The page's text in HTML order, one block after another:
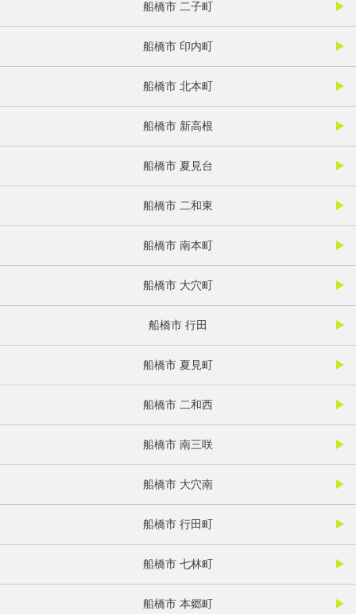
船橋市 二子町
船橋市 印内町
船橋市 北本町
船橋市 新高根
船橋市 夏見台
船橋市 二和東
船橋市 南本町
船橋市 大穴町
船橋市 行田
船橋市 夏見町
船橋市 二和西
船橋市 南三咲
船橋市 大穴南
船橋市 行田町
船橋市 七林町
船橋市 本郷町